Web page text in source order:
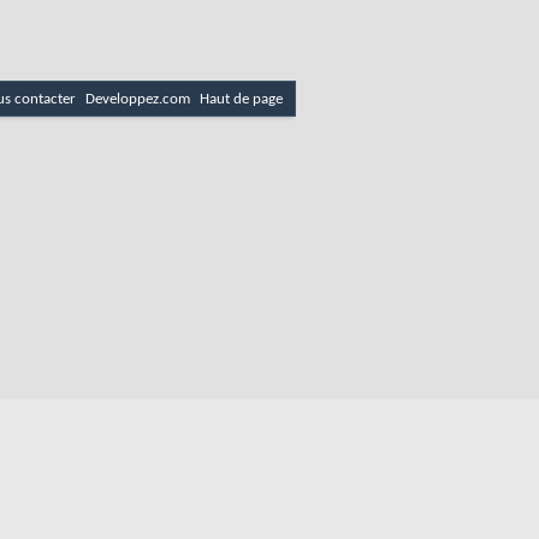
contacter Developpez.com Haut de page